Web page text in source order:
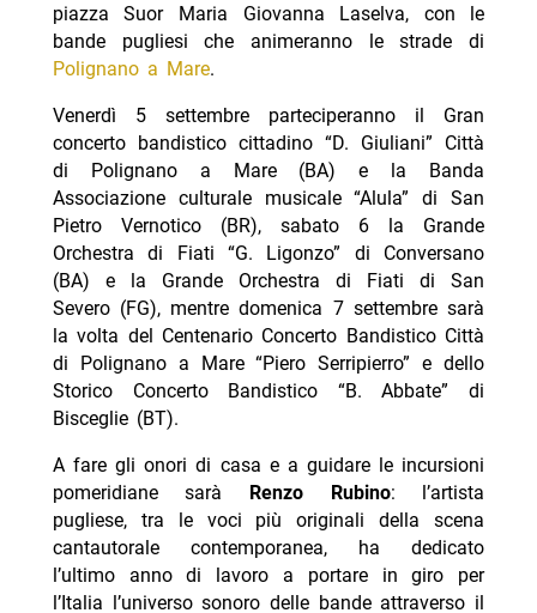
piazza Suor Maria Giovanna Laselva, con le
bande pugliesi che animeranno le strade di
Polignano a Mare.
Venerdì 5 settembre parteciperanno il Gran
concerto bandistico cittadino “D. Giuliani” Città
di Polignano a Mare (BA) e la Banda
Associazione culturale musicale “Alula” di San
Pietro Vernotico (BR), sabato 6 la Grande
Orchestra di Fiati “G. Ligonzo” di Conversano
(BA) e la Grande Orchestra di Fiati di San
Severo (FG), mentre domenica 7 settembre sarà
la volta del Centenario Concerto Bandistico Città
di Polignano a Mare “Piero Serripierro” e dello
Storico Concerto Bandistico “B. Abbate” di
Bisceglie (BT).
A fare gli onori di casa e a guidare le incursioni
pomeridiane sarà
Renzo Rubino: l’artista
pugliese, tra le voci più originali della scena
cantautorale contemporanea, ha dedicato
l’ultimo anno di lavoro a portare in giro per
l’Italia l’universo sonoro delle bande attraverso il